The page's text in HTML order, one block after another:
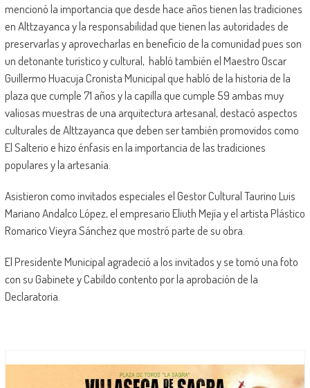
mencionó la importancia que desde hace años tienen las tradiciones
en Alttzayanca y la responsabilidad que tienen las autoridades de
preservarlas y aprovecharlas en beneficio de la comunidad pues son
un detonante turístico y cultural, habló también el Maestro Oscar
Guillermo Huacuja Cronista Municipal que habló de la historia de la
plaza que cumple 71 años y la capilla que cumple 59 ambas muy
valiosas muestras de una arquitectura artesanal, destacó aspectos
culturales de Alttzayanca que deben ser también promovidos como
El Salterio e hizo énfasis en la importancia de las tradiciones
populares y la artesanía.
Asistieron como invitados especiales el Gestor Cultural Taurino Luis
Mariano Andalco López, el empresario Eliuth Mejía y el artista Plástico
Romarico Vieyra Sánchez que mostró parte de su obra.
El Presidente Municipal agradeció a los invitados y se tomó una foto
con su Gabinete y Cabildo contento por la aprobación de la
Declaratoria.